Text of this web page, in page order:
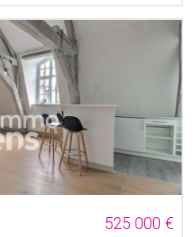
525 000 €